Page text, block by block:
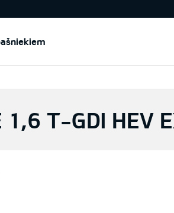
1,6 T-GDI HEV